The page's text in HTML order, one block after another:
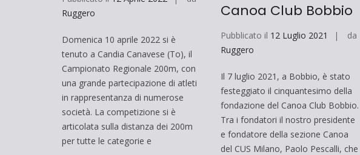
Ruggero
Domenica 10 aprile 2022 si è
tenuto a Candia Canavese (To), il
Campionato Regionale 200m, con
una grande partecipazione di atleti
in rappresentanza di numerose
società. La competizione si è
articolata sulla distanza dei 200m
per tutte le categorie e
Canoa Club Bobbio
Pubblicato il 12 Luglio 2021
da
Ruggero
Il 7 luglio 2021, a Bobbio, è stato
festeggiato il cinquantesimo della
fondazione del Canoa Club Bobbio.
Tra i fondatori il nostro presidente
e fondatore della sezione Canoa
del CUS Milano, Paolo Pescalli, che